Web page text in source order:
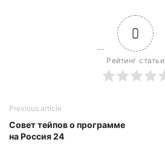
0
Рейтинг статьи
Previous article
Совет тейпов о программе
на Россия 24